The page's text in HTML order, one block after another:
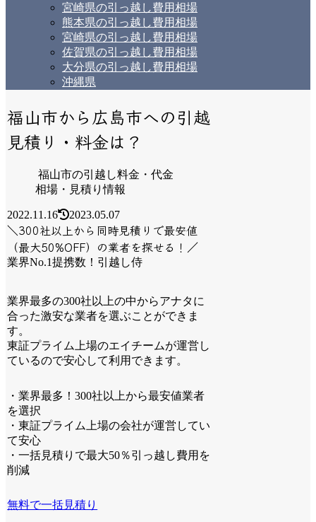
宮崎県の引っ越し費用相場
熊本県の引っ越し費用相場
宮崎県の引っ越し費用相場
佐賀県の引っ越し費用相場
大分県の引っ越し費用相場
沖縄県
福山市から広島市への引越
見積り・料金は？
福山市の引越し料金・代金
相場・見積り情報
2022.11.16 2023.05.07
＼300社以上から同時見積りで最安値
（最大50%OFF）の業者を探せる！／
業界No.1提携数！引越し侍
業界最多の300社以上の中からアナタに
合った激安な業者を選ぶことができま
す。
東証プライム上場のエイチームが運営し
ているので安心して利用できます。
・業界最多！300社以上から最安値業者
を選択
・東証プライム上場の会社が運営してい
て安心
・一括見積りで最大50％引っ越し費用を
削減
無料で一括見積り